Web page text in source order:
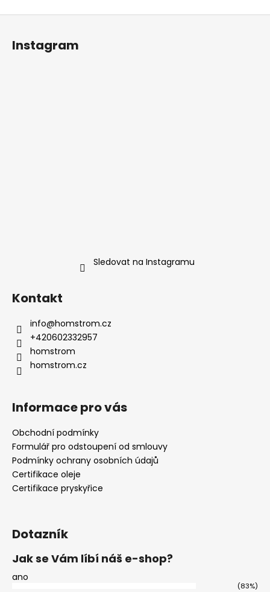
Z
Instagram
Sledovat na Instagramu
Kontakt
info@homstrom.cz
+420602332957
homstrom
homstrom.cz
Informace pro vás
Obchodní podmínky
Formulář pro odstoupení od smlouvy
Podmínky ochrany osobních údajů
Certifikace oleje
Certifikace pryskyřice
Dotazník
Jak se Vám líbí náš e-shop?
ano
(83%)